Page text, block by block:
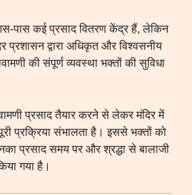
पास कई प्रसाद वितरण केंद्र हैं, लेकिन
प्रशासन द्वारा अधिकृत और विश्वसनीय
की संपूर्ण व्यवस्था भक्तों की सुविधा
प्रसाद तैयार करने से लेकर मंदिर में
प्रक्रिया संभालता है। इससे भक्तों को
प्रसाद समय पर और श्रद्धा से बालाजी
गया है।